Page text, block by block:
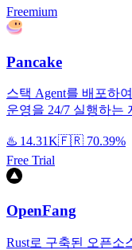
Freemium
Pancake
스택 Agent를 배포하
운영을 24/7 실행하는
♨️ 14.31K🇫🇷 70.39%
Free Trial
OpenFang
Rust로 구축된 오픈